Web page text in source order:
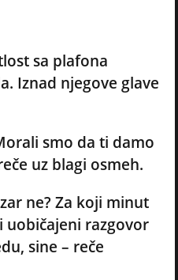
sa plafona
Iznad njegove glave
smo da ti damo
uz blagi osmeh.
ne? Za koji minut
uobičajeni razgovor
sine – reče